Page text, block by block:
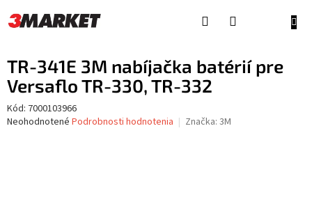
na
obsah
TR-341E 3M nabíjačka batérií pre
Versaflo TR-330, TR-332
Kód: 7000103966
Priemerné
Neohodnotené Podrobnosti hodnotenia Značka: 3M